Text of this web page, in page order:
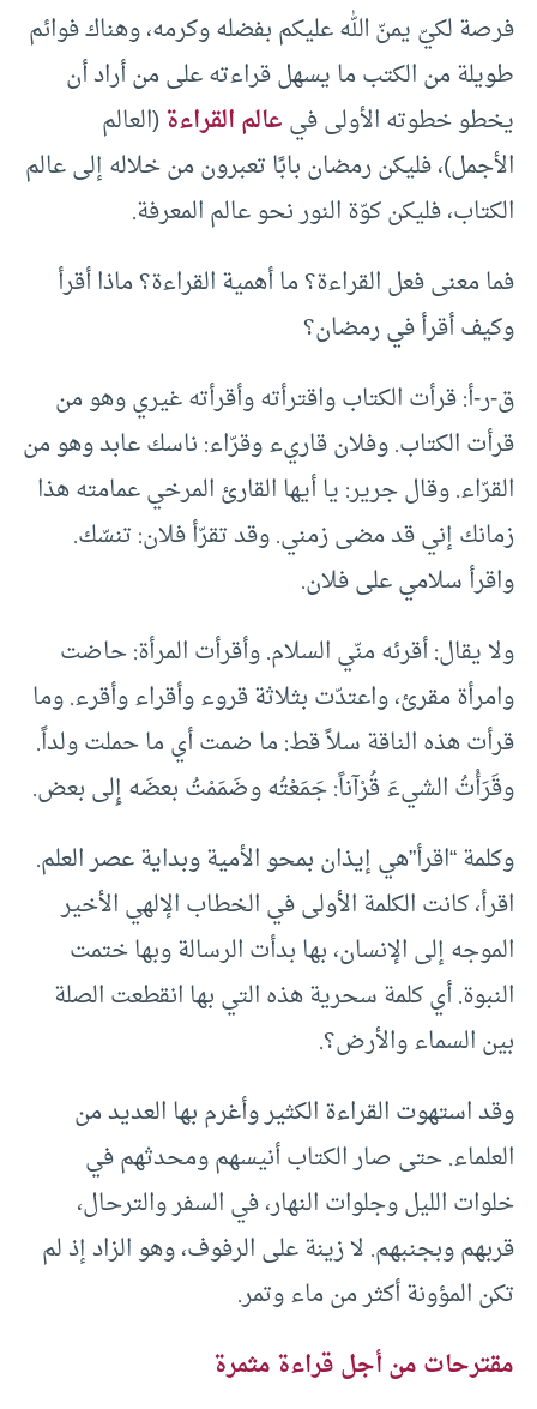
فرصة لكيّ يمنّ الله عليكم بفضله وكرمه، وهناك فوائم
طويلة من الكتب ما يسهل قراءته على من أراد أن
يخطو خطوته الأولى فيعالم القراءة(العالم
الأجمل)، فليكن رمضان بابًا تعبرون من خلاله إلى عالم
الكتاب، فليكن كوّة النور نحو عالم المعرفة.
فما معنى فعل القراءة؟ ما أهمية القراءة؟ ماذا أقرأ
وكيف أقرأ في رمضان؟
ق-ر-أ: قرأت الكتاب واقترأته وأقرأته غيري وهو من
قرأت الكتاب. وفلان قاريء وقرّاء‏:‏ ناسك عابد وهو من
القرّاء‏.‏ وقال جرير‏:‏ يا أيها القارئ المرخي عمامته هذا
زمانك إني قد مضى زمني. وقد تقرّأ فلان‏:‏ تنسّك‏.‏
واقرأ سلامي على فلان.
ولا يقال‏:‏ أقرئه منّي السلام‏.‏ وأقرأت المرأة‏:‏ حاضت
وامرأة مقرئ، واعتدّت بثلاثة قروء وأقراء وأقرء‏.‏ وما
قرأت هذه الناقة سلاً قط‏:‏ ما ضمت أي ما حملت ولداً‏‏.
وقَرَأْتُ الشيءَ قُرْآناً: جَمَعْتُه وضَمَمْتُ بعضَه إِلى بعض.
وكلمة “اقرأ”هي إيذان بمحو الأمية وبداية عصر العلم.
اقرأ، كانت الكلمة الأولى في الخطاب الإلهي الأخير
الموجه إلى الإنسان، بها بدأت الرسالة وبها ختمت
النبوة. أي كلمة سحرية هذه التي بها انقطعت الصلة
بين السماء والأرض؟.
وقد استهوت القراءة الكثير وأغرم بها العديد من
العلماء. حتى صار الكتاب أنيسهم ومحدثهم في
خلوات الليل وجلوات النهار، في السفر والترحال،
قربهم وبجنبهم. لا زينة على الرفوف، وهو الزاد إذ لم
تكن المؤونة أكثر من ماء وتمر.
مقترحات من أجل قراءة مثمرة